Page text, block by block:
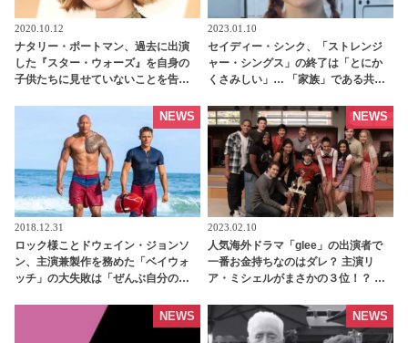
2020.10.12
ナタリー・ポートマン、過去に出演
した『スター・ウォーズ』を自身の
子供たちに見せていないことを告
2023.01.10
セイディー・シンク、「ストレンジ
ャー・シングス」の終了は「とにか
くさみしい」… 「家族」である共演
と思う」 - tvgroove
2018.12.31
ロック様ことドウェイン・ジョンソ
ン、主演兼製作を務めた「ベイウォ
ッチ」の大失敗は「ぜんぶ自分のせ
NEWS
2023.02.10
人気海外ドラマ「glee」の出演者で
一番お金持ちなのはダレ？ 主演リ
ア・ミシェルがまさかの３位！？ 超
ックリ・・？ - tvgroove
NEWS
NEWS NEWS